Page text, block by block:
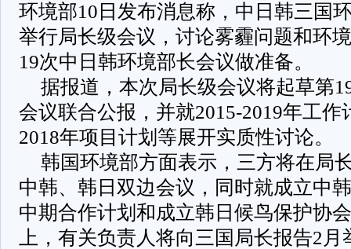
环境部10日发布消息称，中日韩三国
举行局长级会议，讨论雾霾问题和环
19次中日韩环境部长会议做准备。
据报道，本次局长级会议将起草第
会议联合公报，并就2015-2019年工作
2018年项目计划等展开实质性讨论。
韩国环境部方面表示，三方将在局
中韩、韩日双边会议，同时就成立中
中期合作计划和成立韩日候鸟保护协
上，有关负责人将向三国局长报告2